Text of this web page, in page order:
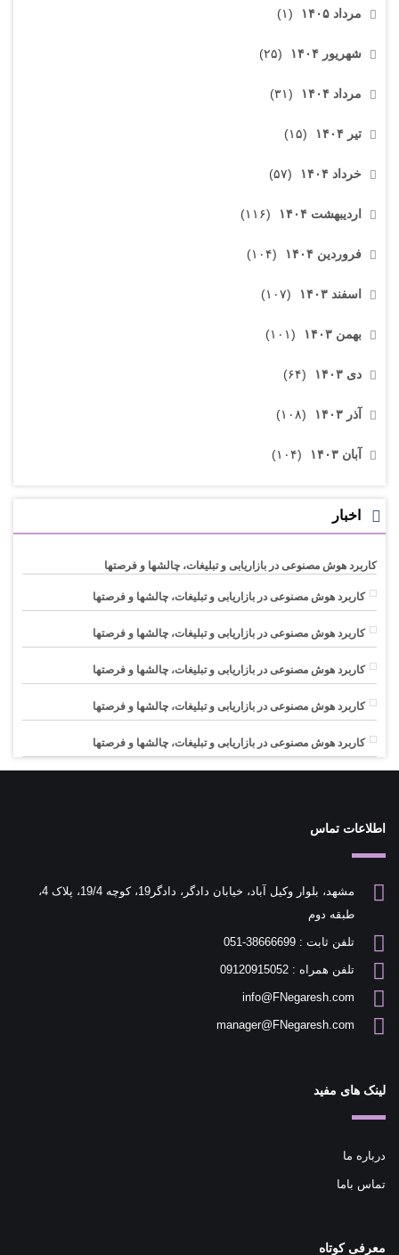
مرداد ۱۴۰۵ (۱)
شهریور ۱۴۰۴ (۲۵)
مرداد ۱۴۰۴ (۳۱)
تیر ۱۴۰۴ (۱۵)
خرداد ۱۴۰۴ (۵۷)
اردیبهشت ۱۴۰۴ (۱۱۶)
فروردین ۱۴۰۴ (۱۰۴)
اسفند ۱۴۰۳ (۱۰۷)
بهمن ۱۴۰۳ (۱۰۱)
دی ۱۴۰۳ (۶۴)
آذر ۱۴۰۳ (۱۰۸)
آبان ۱۴۰۳ (۱۰۴)
اخبار
کاربرد هوش مصنوعی در بازاریابی و تبلیغات، چالشها و فرصتها
کاربرد هوش مصنوعی در بازاریابی و تبلیغات، چالشها و فرصتها
کاربرد هوش مصنوعی در بازاریابی و تبلیغات، چالشها و فرصتها
کاربرد هوش مصنوعی در بازاریابی و تبلیغات، چالشها و فرصتها
کاربرد هوش مصنوعی در بازاریابی و تبلیغات، چالشها و فرصتها
کاربرد هوش مصنوعی در بازاریابی و تبلیغات، چالشها و فرصتها
اطلاعات تماس
مشهد، بلوار وکیل آباد، خیابان دادگر، دادگر19، کوچه 19/4، پلاک 4،
طبقه دوم
تلفن ثابت : 38666699-051
تلفن همراه : 09120915052
info@FNegaresh.com
manager@FNegaresh.com
لینک های مفید
درباره ما
تماس باما
معرفی کوتاه